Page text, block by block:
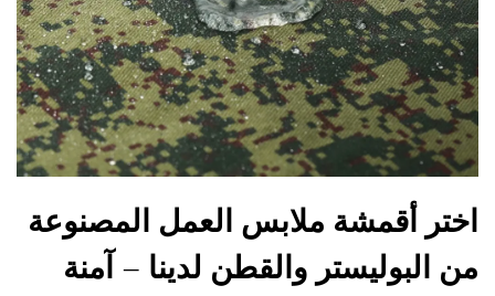
اختر أقمشة ملابس العمل المصنوعة
من البوليستر والقطن لدينا – آمنة